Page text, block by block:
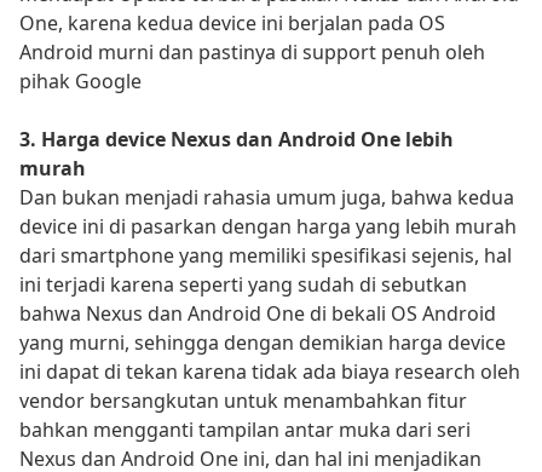
One, karena kedua device ini berjalan pada OS
Android murni dan pastinya di support penuh oleh
pihak Google
3. Harga device Nexus dan Android One lebih
murah
Dan bukan menjadi rahasia umum juga, bahwa kedua
device ini di pasarkan dengan harga yang lebih murah
dari smartphone yang memiliki spesifikasi sejenis, hal
ini terjadi karena seperti yang sudah di sebutkan
bahwa Nexus dan Android One di bekali OS Android
yang murni, sehingga dengan demikian harga device
ini dapat di tekan karena tidak ada biaya research oleh
vendor bersangkutan untuk menambahkan fitur
bahkan mengganti tampilan antar muka dari seri
Nexus dan Android One ini, dan hal ini menjadikan